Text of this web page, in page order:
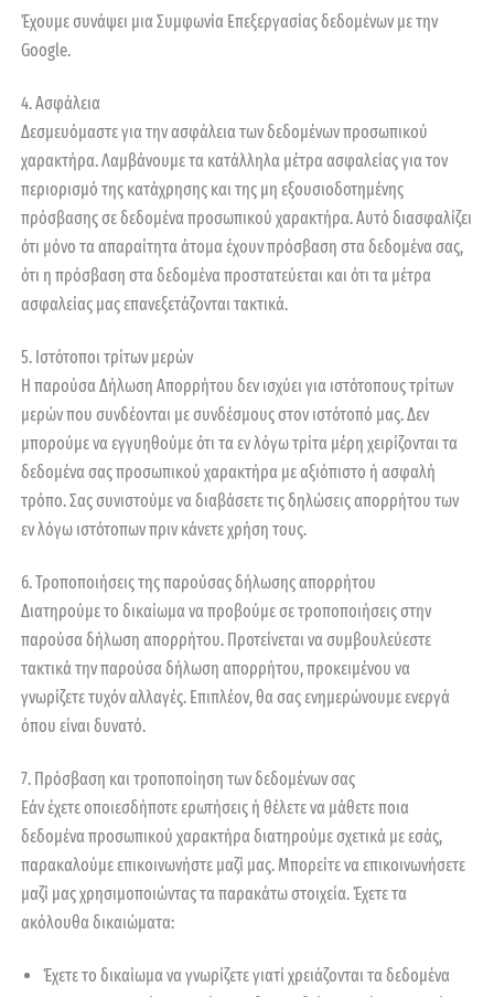
Έχουμε συνάψει μια Συμφωνία Επεξεργασίας δεδομένων με την
Google.
4. Ασφάλεια
Δεσμευόμαστε για την ασφάλεια των δεδομένων προσωπικού
χαρακτήρα. Λαμβάνουμε τα κατάλληλα μέτρα ασφαλείας για τον
περιορισμό της κατάχρησης και της μη εξουσιοδοτημένης
πρόσβασης σε δεδομένα προσωπικού χαρακτήρα. Αυτό διασφαλίζει
ότι μόνο τα απαραίτητα άτομα έχουν πρόσβαση στα δεδομένα σας,
ότι η πρόσβαση στα δεδομένα προστατεύεται και ότι τα μέτρα
ασφαλείας μας επανεξετάζονται τακτικά.
5. Ιστότοποι τρίτων μερών
Η παρούσα Δήλωση Απορρήτου δεν ισχύει για ιστότοπους τρίτων
μερών που συνδέονται με συνδέσμους στον ιστότοπό μας. Δεν
μπορούμε να εγγυηθούμε ότι τα εν λόγω τρίτα μέρη χειρίζονται τα
δεδομένα σας προσωπικού χαρακτήρα με αξιόπιστο ή ασφαλή
τρόπο. Σας συνιστούμε να διαβάσετε τις δηλώσεις απορρήτου των
εν λόγω ιστότοπων πριν κάνετε χρήση τους.
6. Τροποποιήσεις της παρούσας δήλωσης απορρήτου
Διατηρούμε το δικαίωμα να προβούμε σε τροποποιήσεις στην
παρούσα δήλωση απορρήτου. Προτείνεται να συμβουλεύεστε
τακτικά την παρούσα δήλωση απορρήτου, προκειμένου να
γνωρίζετε τυχόν αλλαγές. Επιπλέον, θα σας ενημερώνουμε ενεργά
όπου είναι δυνατό.
7. Πρόσβαση και τροποποίηση των δεδομένων σας
Εάν έχετε οποιεσδήποτε ερωτήσεις ή θέλετε να μάθετε ποια
δεδομένα προσωπικού χαρακτήρα διατηρούμε σχετικά με εσάς,
παρακαλούμε επικοινωνήστε μαζί μας. Μπορείτε να επικοινωνήσετε
μαζί μας χρησιμοποιώντας τα παρακάτω στοιχεία. Έχετε τα
ακόλουθα δικαιώματα:
Έχετε το δικαίωμα να γνωρίζετε γιατί χρειάζονται τα δεδομένα